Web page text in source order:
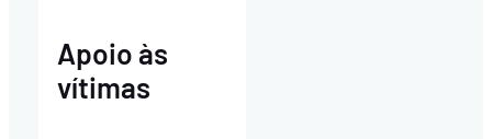
Apoio às
vítimas